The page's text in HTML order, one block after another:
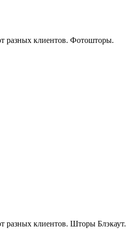
разных клиентов. Фотошторы.
разных клиентов. Шторы Блэкаут.